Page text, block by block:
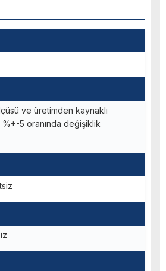
ve üretimden kaynaklı
%+-5 oranında değişiklik